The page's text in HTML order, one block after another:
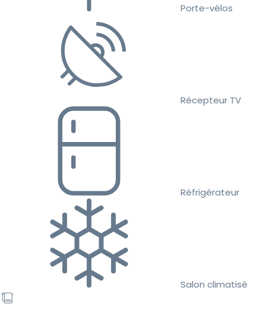
Porte-vélos
Récepteur TV
Réfrigérateur
Salon climatisé